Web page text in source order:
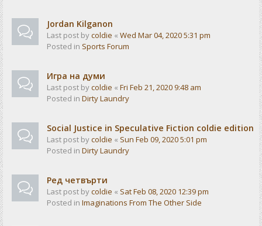
Jordan Kilganon
Last post bycoldie « Wed Mar 04, 2020 5:31 pm
Posted in Sports Forum
Игра на думи
Last post bycoldie « Fri Feb 21, 2020 9:48 am
Posted in Dirty Laundry
Social Justice in Speculative Fiction coldie edition
Last post bycoldie « Sun Feb 09, 2020 5:01 pm
Posted in Dirty Laundry
Ред четвърти
Last post bycoldie « Sat Feb 08, 2020 12:39 pm
Posted in Imaginations From The Other Side